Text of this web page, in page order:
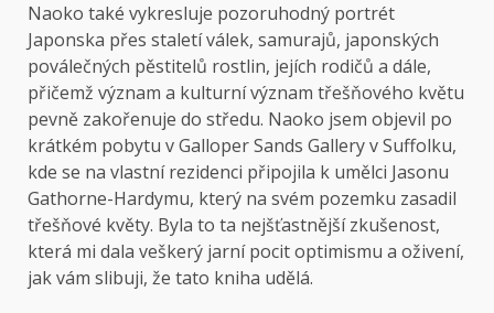
Naoko také vykresluje pozoruhodný portrét
Japonska přes staletí válek, samurajů, japonských
poválečných pěstitelů rostlin, jejích rodičů a dále,
přičemž význam a kulturní význam třešňového květu
pevně zakořenuje do středu. Naoko jsem objevil po
krátkém pobytu v Galloper Sands Gallery v Suffolku,
kde se na vlastní rezidenci připojila k umělci Jasonu
Gathorne-Hardymu, který na svém pozemku zasadil
třešňové květy. Byla to ta nejšťastnější zkušenost,
která mi dala veškerý jarní pocit optimismu a oživení,
jak vám slibuji, že tato kniha udělá.